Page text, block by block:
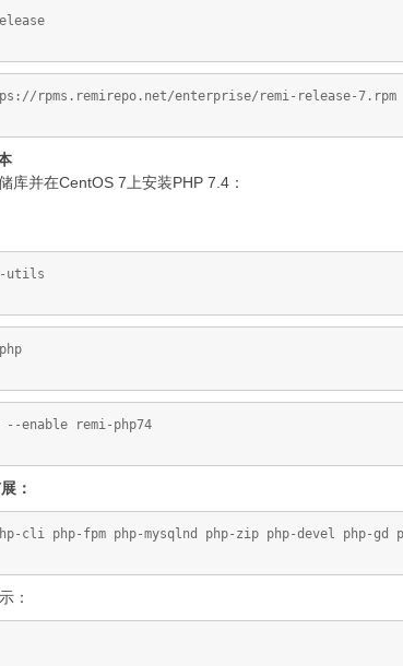
rpms.remirepo.net/enterprise/remi-release-7.rpm
库并在CentOS 7上安装PHP 7.4：
utils
--enable remi-php74
：
cli php-fpm php-mysqlnd php-zip php-devel php-gd
：